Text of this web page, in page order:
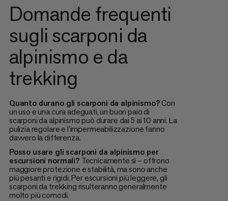
Domande frequenti
sugli scarponi da
alpinismo e da
trekking
Quanto durano gli scarponi da alpinismo?Con
un uso e una cura adeguati, un buon paio di
scarponi da alpinismo può durare dai 5 ai 10 anni. La
pulizia regolare e l'impermeabilizzazione fanno
davvero la differenza.
Posso usare gli scarponi da alpinismo per
escursioni normali? Tecnicamente sì – offrono
maggiore protezione e stabilità, ma sono anche
più pesanti e rigidi. Per escursioni più leggere, gli
scarponi da trekking risulteranno generalmente
molto più comodi.